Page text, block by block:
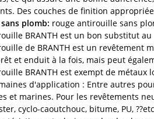
Des couches de finition
plomb: rouge antirouille sans
BRANTH est un bon substitut
de BRANTH est un revêtement
et enduit à la fois, mais peut
BRANTH est exempt de
d'application : Entre autres
et marines. Pour les revêtements
cyclo-caoutchouc, bitume, PU,